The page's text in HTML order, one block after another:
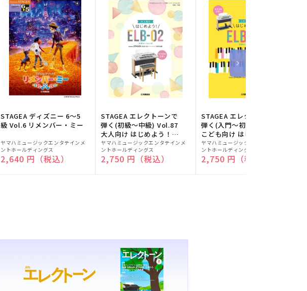
STAGEA ディズニー 6～5
級 Vol.6 リメンバー・ミー
販
売
元:
ヤマハミュージックエンタテインメ
ントホールディングス
通常価格
2,640 円（税込）
STAGEA エレクトーンで
弾く(初級～中級) Vol.87
大人向け はじめよう！
ELB-02(楽器のトリセツ
付)
販
売
元:
ヤマハミュージックエンタテインメ
ントホールディングス
通常価格
2,750 円（税込）
STAGEA エレクトーンで
弾く(入門～初級) Vol.86
こども向け はじめよう！
ELB-02(楽器のトリセツ
付)
販
売
元:
ヤマハミュージックエンタテインメ
ントホールディングス
通常価格
2,750 円（税込）